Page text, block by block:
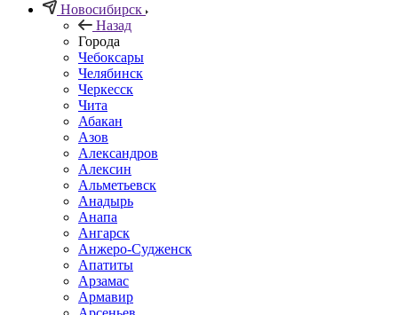
Новосибирск
Назад
Города
Чебоксары
Челябинск
Черкесск
Чита
Абакан
Азов
Александров
Алексин
Альметьевск
Анадырь
Анапа
Ангарск
Анжеро-Судженск
Апатиты
Арзамас
Армавир